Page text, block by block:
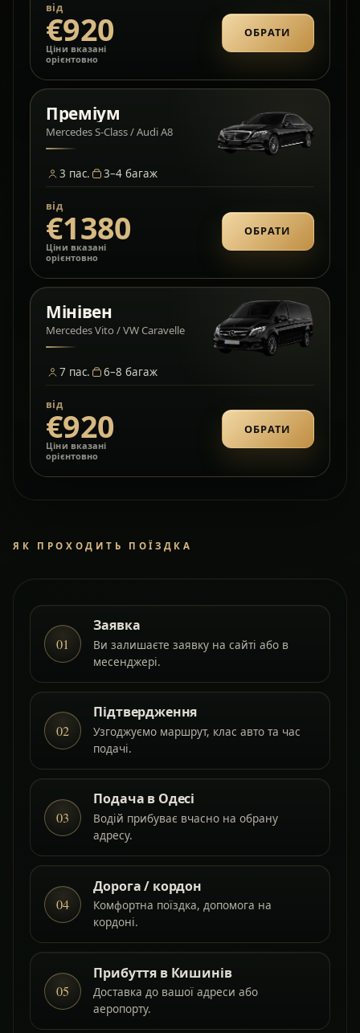
від
€920
Ціни вказані
орієнтовно
ОБРАТИ
Преміум
Mercedes S-Class / Audi A8
3 пас. 3–4 багаж
від
€1380
Ціни вказані
орієнтовно
ОБРАТИ
Мінівен
Mercedes Vito / VW Caravelle
7 пас. 6–8 багаж
від
€920
Ціни вказані
орієнтовно
ОБРАТИ
ЯК ПРОХОДИТЬ ПОЇЗДКА
01
Заявка
Ви залишаєте заявку на сайті або в
месенджері.
02
Підтвердження
Узгоджуємо маршрут, клас авто та час
подачі.
03
Подача в Одесі
Водій прибуває вчасно на обрану
адресу.
04
Дорога / кордон
Комфортна поїздка, допомога на
кордоні.
05
Прибуття в Кишинів
Доставка до вашої адреси або
аеропорту.